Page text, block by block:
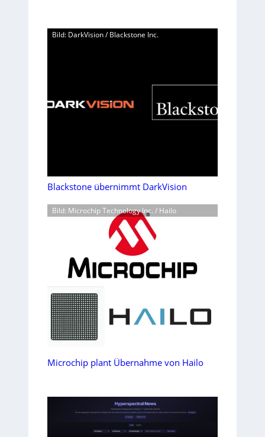
Bild: DarkVision / Blackstone Inc.
Blackstone übernimmt DarkVision
Bild: Microchip Technology Inc. / Hailo
Microchip plant Übernahme von Hailo